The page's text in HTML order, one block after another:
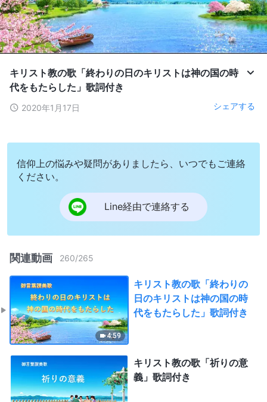
キリスト教の歌「終わりの日のキリストは神の国の時
代をもたらした」歌詞付き
2020年1月17日 シェアする
信仰上の悩みや疑問がありましたら、いつでもご連絡
ください。
Line経由で連絡する
関連動画 260/265
4:59
キリスト教の歌「終わりの
日のキリストは神の国の時
代をもたらした」歌詞付き
キリスト教の歌「祈りの意
義」歌詞付き